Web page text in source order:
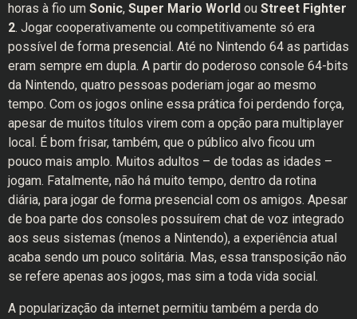
horas à fio um Sonic, Super Mario World ou Street Fighter
2. Jogar cooperativamente ou competitivamente só era
possível de forma presencial. Até no Nintendo 64 as partidas
eram sempre em dupla. A partir do poderoso console 64-bits
da Nintendo, quatro pessoas poderiam jogar ao mesmo
tempo. Com os jogos online essa prática foi perdendo força,
apesar de muitos títulos virem com a opção para multiplayer
local. É bom frisar, também, que o público alvo ficou um
pouco mais amplo. Muitos adultos – de todas as idades –
jogam. Fatalmente, não há muito tempo, dentro da rotina
diária, para jogar de forma presencial com os amigos. Apesar
de boa parte dos consoles possuírem chat de voz integrado
aos seus sistemas (menos a Nintendo), a experiência atual
acaba sendo um pouco solitária. Mas, essa transposição não
se refere apenas aos jogos, mas sim a toda vida social.
A popularização da internet permitiu também a perda do